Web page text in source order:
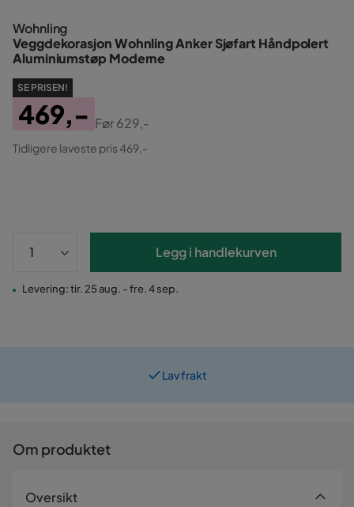
Wohnling
Veggdekorasjon Wohnling Anker Sjøfart Håndpolert
Aluminiumstøp Moderne
SE PRISEN!
Pris
469,-
Original
Før629,-
Tidligere laveste pris 469,-
Legg i handlekurven
Levering: tir. 25 aug. - fre. 4 sep.
Om produktet
Oversikt